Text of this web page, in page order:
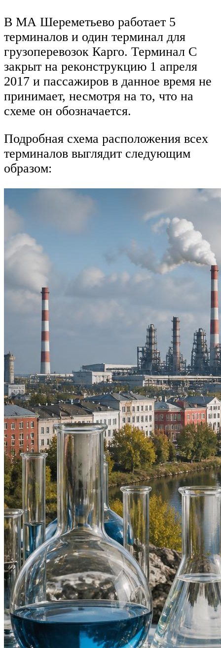
В МА Шереметьево работает 5
терминалов и один терминал для
грузоперевозок Карго. Терминал C
закрыт на реконструкцию 1 апреля
2017 и пассажиров в данное время не
принимает, несмотря на то, что на
схеме он обозначается.
Подробная схема расположения всех
терминалов выглядит следующим
образом: